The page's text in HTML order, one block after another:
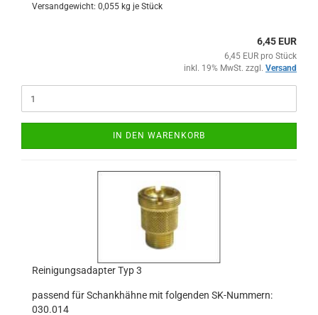
Versandgewicht: 0,055 kg je Stück
6,45 EUR
6,45 EUR pro Stück
inkl. 19% MwSt. zzgl. Versand
IN DEN WARENKORB
Reinigungsadapter Typ 3
passend für Schankhähne mit folgenden SK-Nummern:
030.014